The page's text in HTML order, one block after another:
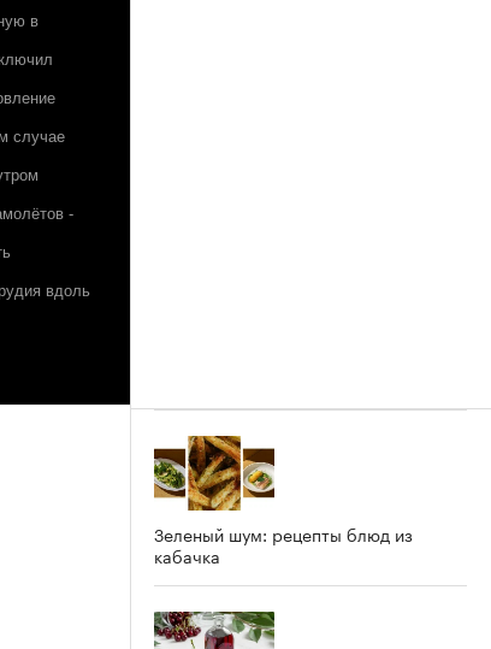
в
случае
-
вдоль
Зеленый шум: рецепты блюд из
кабачка